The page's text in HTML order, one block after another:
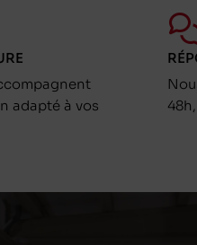
adapté à vos